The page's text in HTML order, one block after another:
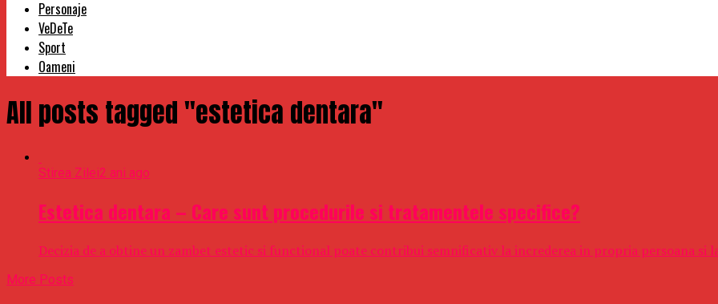
Personaje
VeDeTe
Sport
Oameni
All posts tagged "estetica dentara"
Stirea Zilei2 ani ago
Estetica dentara – Care sunt procedurile si tratamentele specifice?
Decizia de a obtine un zambet estetic si functional poate contribui semnificativ la increderea in propria persoana si
More Posts